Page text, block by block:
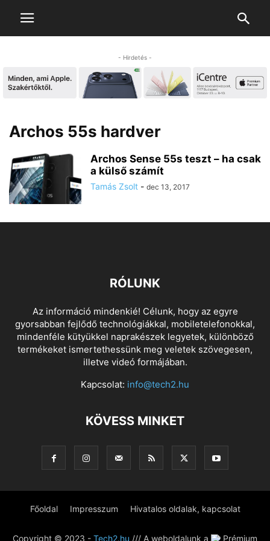
- Hirdetés -
Archos 55s hardver
Archos Sense 55s teszt – ha csak
a külső számít
Tamás Zsolt - dec 13, 2017
RÓLUNK
Az információ mindenkié! Célunk, hogy az egyre
gyorsabban fejlődő technológiákkal, mobiletelefonokkal,
mindenféle kütyükkel naprakészek legyetek, különböző
termékeket ismertethessünk meg veletek szövegesen,
illetve videó formájában.
Kapcsolat: info@tech2.hu
KÖVESS MINKET
Főoldal Impresszum Hivatalos oldalak, kapcsolat
Copyright © 2023 - Tech2.hu /// A weboldalunk a Prémium